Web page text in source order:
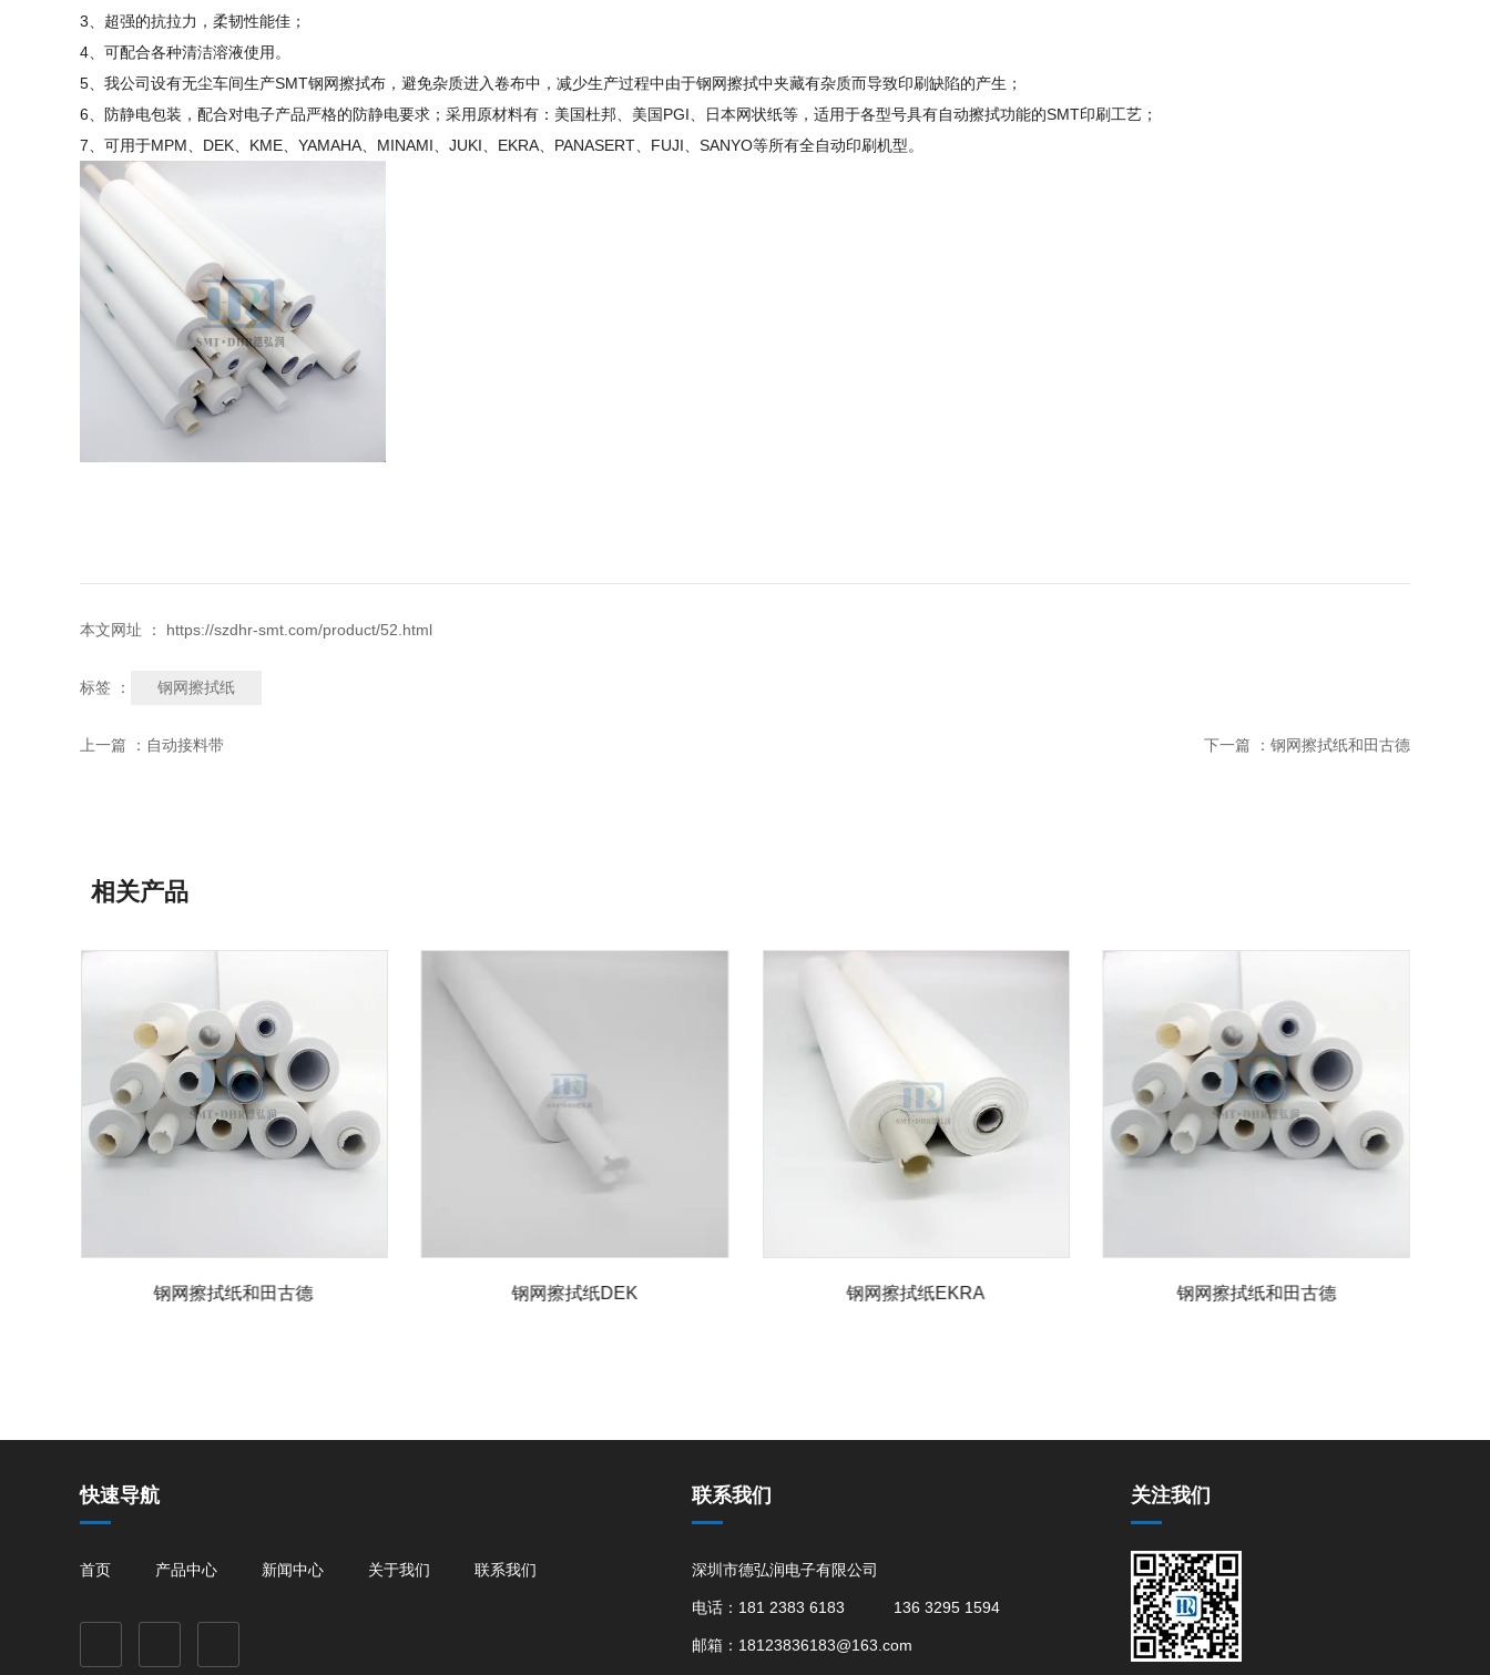
3、超强的抗拉力，柔韧性能佳；
4、可配合各种清洁溶液使用。
5、我公司设有无尘车间生产SMT钢网擦拭布，避免杂质进入卷布中，减少生产过程中由于钢网擦拭中夹藏有杂质而导致印刷缺陷的产生；
6、防静电包装，配合对电子产品严格的防静电要求；采用原材料有：美国杜邦、美国PGI、日本网状纸等，适用于各型号具有自动擦拭功能的SMT印刷工艺；
7、可用于MPM、DEK、KME、YAMAHA、MINAMI、JUKI、EKRA、PANASERT、FUJI、SANYO等所有全自动印刷机型。
本文网址 ： https://szdhr-smt.com/product/52.html
标签 ： 钢网擦拭纸
上一篇 ： 自动接料带 下一篇 ： 钢网擦拭纸和田古德
相关产品
钢网擦拭纸和田古德 钢网擦拭纸DEK 钢网擦拭纸EKRA 钢网擦拭纸和田古德
快速导航
首页 产品中心 新闻中心 关于我们 联系我们
联系我们
深圳市德弘润电子有限公司
电话：181 2383 6183 136 3295 1594
邮箱：18123836183@163.com
关注我们